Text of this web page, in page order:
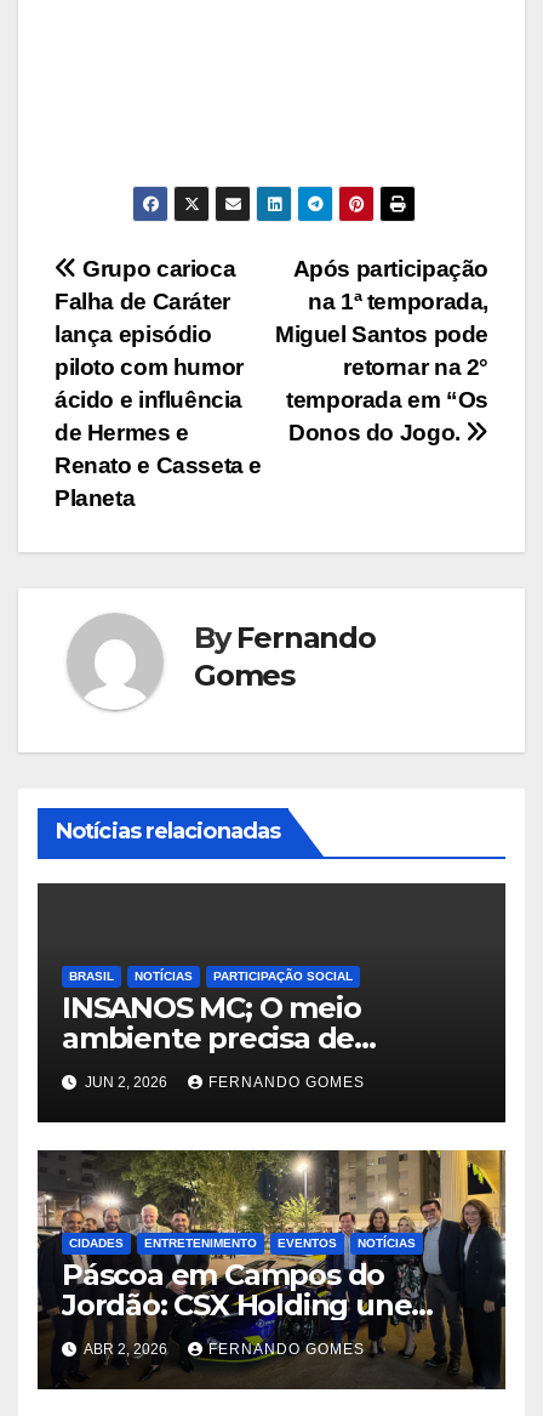
Navegação
de
Post
Após participação
na 1ª temporada,
Miguel Santos pode
retornar na 2°
temporada em “Os
Donos do Jogo.
Grupo carioca
Falha de Caráter
lança episódio
piloto com humor
ácido e influência
de Hermes e
Renato e Casseta e
Planeta
ByFernando
Gomes
Notícias relacionadas
BRASIL NOTÍCIAS PARTICIPAÇÃO SOCIAL
INSANOS MC; O meio
ambiente precisa de
atitude… e a irmandade vai
fazer a parte dela.
JUN 2, 2026 FERNANDO GOMES
CIDADES ENTRETENIMENTO EVENTOS NOTÍCIAS
Páscoa em Campos do
Jordão: CSX Holding une
velocidade e tradição com
exibição de Lamborghini
exclusiva na Praça Capivari
ABR 2, 2026 FERNANDO GOMES